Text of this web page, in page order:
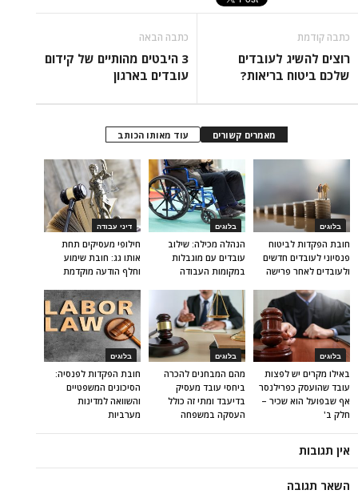
כתבה קודמת
רוצים להשיג לעובדים
שלכם ביטוח בריאות?
כתבה הבאה
3 היבטים מהותיים של קידום
עובדים בארגון
מאמרים קשורים עוד מאותו הכותב
דיני עבודה
חילופי מעסיקים תחת
אותו גג: חובת שימוע
וחלף הודעה מוקדמת
בלוגים
הנהלה מכילה: שילוב
עובדים עם מוגבלות
במקומות העבודה
בלוגים
חובת הפקדות לביטוח
פנסיוני לעובדים חדשים
ולעובדים לאחר פרישה
בלוגים
חובת הפקדות לפנסיה:
הסיכונים המשפטיים
והשוואה למדינות
מערביות
בלוגים
מהם המבחנים להכרה
ביחסי עובד מעסיק
בדיעבד ומתי זה כולל
העסקה במשפחה
בלוגים
באילו מקרים יש לפצות
עובד שהועסק כפרילנסר
אף שבפועל הוא שכיר –
חלק ב'
אין תגובות
השאר תגובה